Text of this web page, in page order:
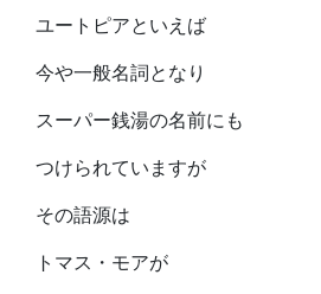
ユートピアといえば
今や一般名詞となり
スーパー銭湯の名前にも
つけられていますが
その語源は
トマス・モアが